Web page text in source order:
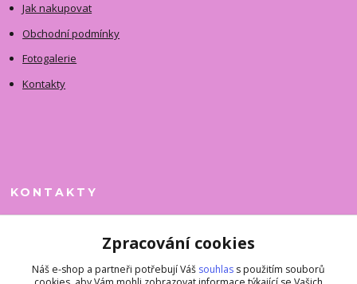
Jak nakupovat
Obchodní podmínky
Fotogalerie
Kontakty
KONTAKTY
+420 731 390 323Zpracování cookies
Náš e-shop a partneři potřebují Váš souhlas s použitím souborů